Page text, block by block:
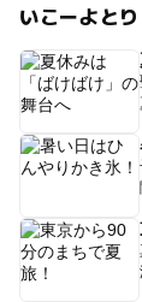
いこーよと